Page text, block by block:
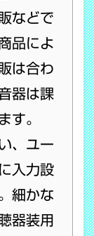
などで
品によ
は合わ
器は課
す。
、ユー
入力設
細かな
器装用